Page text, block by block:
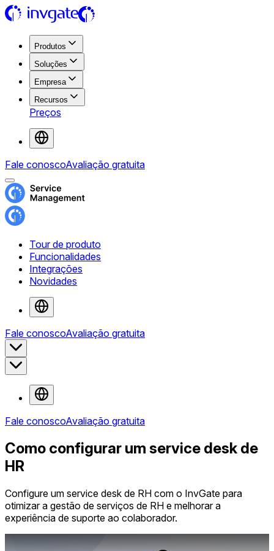
Produtos
Soluções
Empresa
Recursos
Preços
Fale conoscoAvaliação gratuita
Tour de produto
Funcionalidades
Integrações
Novidades
Fale conoscoAvaliação gratuita
Fale conoscoAvaliação gratuita
Como configurar um service desk de
HR
Configure um service desk de RH com o InvGate para
otimizar a gestão de serviços de RH e melhorar a
experiência de suporte ao colaborador.